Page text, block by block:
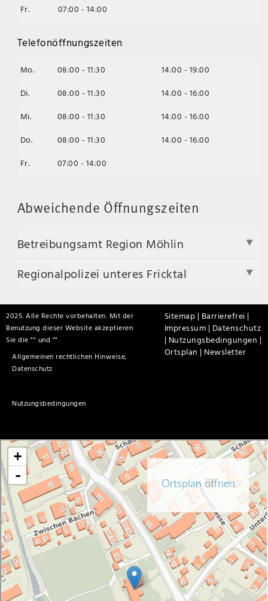
Fr.
07:00 - 14:00
Telefonöffnungszeiten
Mo. 08:00 - 11:30
14:00 - 19:00
Di.
08:00 - 11:30
14:00 - 16:00
Mi.
08:00 - 11:30
14:00 - 16:00
Do.
08:00 - 11:30
14:00 - 16:00
Fr.
07:00 - 14:00
Abweichende Öffnungszeiten
Betreibungsamt Region Möhlin
Regionalpolizei unteres Fricktal
2025. Alle Rechte vorbehalten. Mit der
Benutzung dieser Website akzeptieren
Sie die "
Allgemeinen rechtlichen Hinweise,
Datenschutz
" und "
Nutzungsbedingungen
".
Sitemap | Barrierefrei |
Impressum | Datenschutz
| Nutzungsbedingungen |
Ortsplan | Newsletter